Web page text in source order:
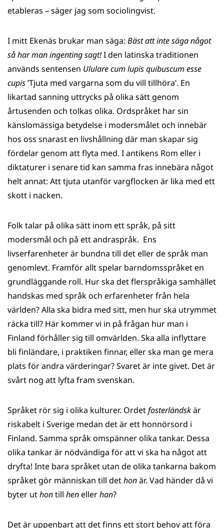
etableras – säger jag som sociolingvist.
I mitt Ekenäs brukar man säga: Bäst att inte säga något
så har man ingenting sagt!I den latinska traditionen
används sentensen Ululare cum lupis quibuscum esse
cupis’Tjuta med vargarna som du vill tillhöra’. En
likartad sanning uttrycks på olika sätt genom
årtusenden och tolkas olika. Ordspråket har sin
känslomässiga betydelse i modersmålet och innebär
hos oss snarast en livshållning där man skapar sig
fördelar genom att flyta med. I antikens Rom eller i
diktaturer i senare tid kan samma fras innebära något
helt annat: Att tjuta utanför vargflocken är lika med ett
skott i nacken.
Folk talar på olika sätt inom ett språk, på sitt
modersmål och på ett andraspråk. Ens
livserfarenheter är bundna till det eller de språk man
genomlevt. Framför allt spelar barndomsspråket en
grundläggande roll. Hur ska det flerspråkiga samhället
handskas med språk och erfarenheter från hela
världen? Alla ska bidra med sitt, men hur ska utrymmet
räcka till? Här kommer vi in på frågan hur man i
Finland förhåller sig till omvärlden. Ska alla inflyttare
bli finländare, i praktiken finnar, eller ska man ge mera
plats för andra värderingar? Svaret är inte givet. Det är
svårt nog att lyfta fram svenskan.
Språket rör sig i olika kulturer. Ordetfosterländskär
riskabelt i Sverige medan det är ett honnörsord i
Finland. Samma språk omspänner olika tankar. Dessa
olika tankar är nödvändiga för att vi ska ha något att
dryfta! Inte bara språket utan de olika tankarna bakom
språket gör människan till dethonär. Vad händer då vi
byter uthontill henellerhan?
Det är uppenbart att det finns ett stort behov att föra